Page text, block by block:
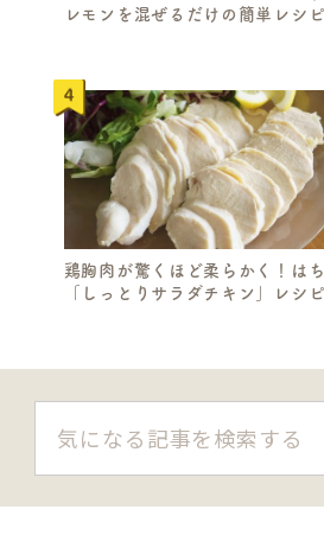
レモンを混ぜるだけの簡単レシ
鶏胸肉が驚くほど柔らかく！は
「しっとりサラダチキン」レシ